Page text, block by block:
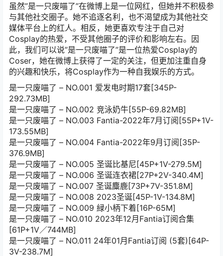
虽然”是一只废喵了”在微博上是一位网红，但她并不积极参
与其他社交圈子。她不追逐名利，也不渴望成为其他社交
媒体平台上的红人。相反，她更喜欢专注于自己对
Cosplay的热爱，不受其他圈子的评价和影响左右。因
此，我们可以说”是一只废喵了”是一位热爱Cosplay的
Coser，她在微博上获得了一定的关注，但更加注重自身
的兴趣和快乐，将Cosplay作为一种自我娱乐的方式。
是一只废喵了 – NO.001 爱发电时期17套[345P-
292.73MB]
是一只废喵了 – NO.002 竞泳奶牛[55P-69.82MB]
是一只废喵了 – NO.003 Fantia-2022年7月订阅[55P+1V-
173.55MB]
是一只废喵了 – NO.004 Fantia-2022年9月订阅[35P-
376.9MB]
是一只废喵了 – NO.005 圣诞比基尼[45P+1V-279.5M]
是一只废喵了 – NO.006 圣诞连衣裙[27P+2V-340.4M]
是一只废喵了 – NO.007 圣诞麋鹿[73P+7V-351.8M]
是一只废喵了 – NO.008 2023圣诞[45P-1V-134.8M]
是一只废喵了 – NO.009 緑小柄下着[16P-65M]
是一只废喵了 – NO.010 2023年12月Fantia订阅合集
[61P+1V／744MB]
是一只废喵了 – NO.011 24年01月Fantia订阅 (5套)[64P-
3V-238.7M]